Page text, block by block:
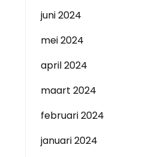
juni 2024
mei 2024
april 2024
maart 2024
februari 2024
januari 2024